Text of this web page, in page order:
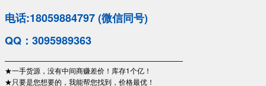
电话:18059884797 (微信同号)
QQ：3095989363
—————————————————————————
★一手货源，没有中间商赚差价！库存1个亿！
★只要是您想要的，我能帮您找到，价格最优！